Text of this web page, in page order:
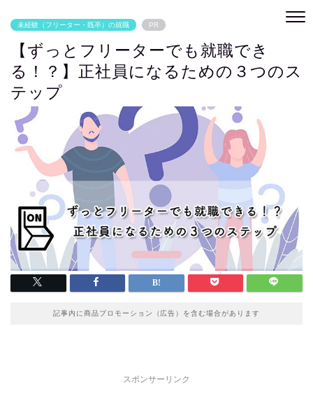
未経験（フリーター・既卒）の就職 PR
【ずっとフリーターでも就職でき
る！？】正社員になるための３つのス
テップ
記事内に商品プロモーション（広告）を含む場合があります
スポンサーリンク